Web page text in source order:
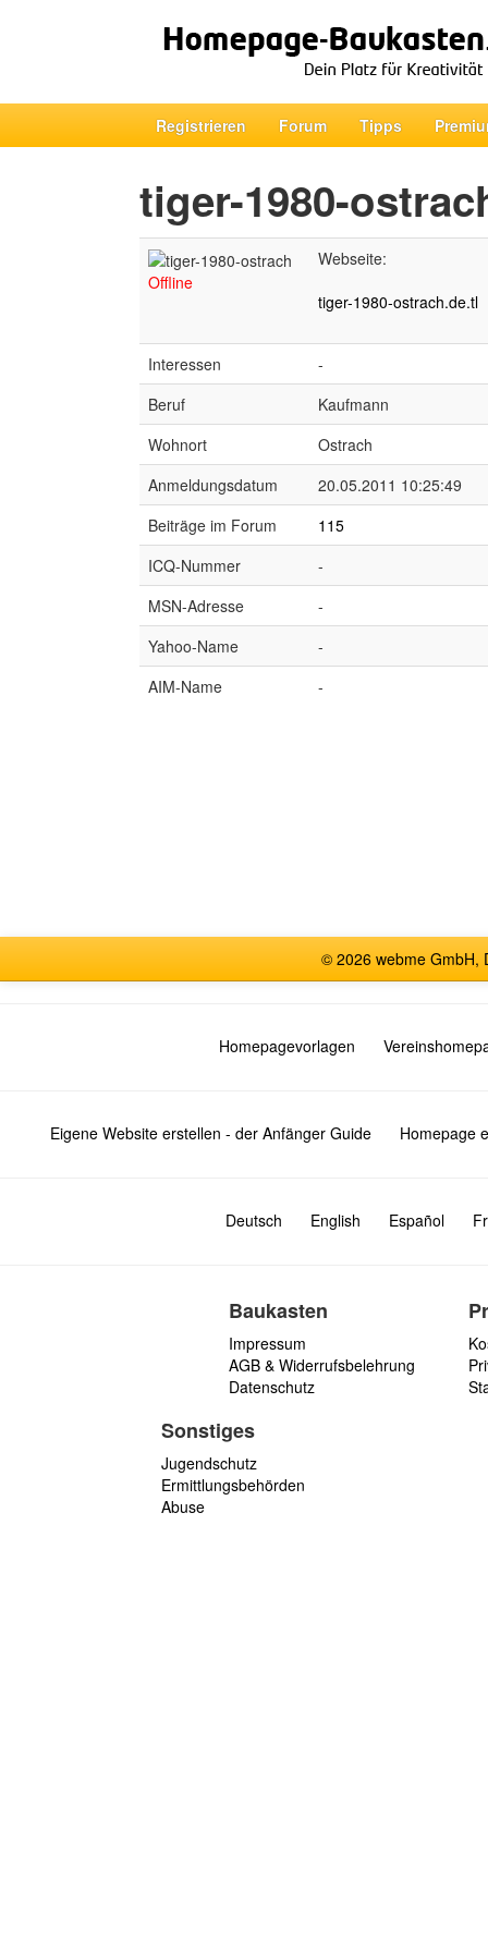
Registrieren Forum Tipps
tiger-1980-
Offline
Webseite:
tiger-1980-ostrach.de.tl
Interessen
-
Beruf
Kaufmann
Wohnort
Ostrach
Anmeldungsdatum
20.05.2011 10:25:49
Beiträge im Forum
115
ICQ-Nummer
-
MSN-Adresse
-
Yahoo-Name
-
AIM-Name
-
© 2026 webme GmbH,
Homepagevorlagen
Eigene Website erstellen - der Anfänger Guide Homepage
Deutsch English Español
Baukasten
Impressum
AGB & Widerrufsbelehrung
Datenschutz
Sonstiges
Jugendschutz
Ermittlungsbehörden
Abuse